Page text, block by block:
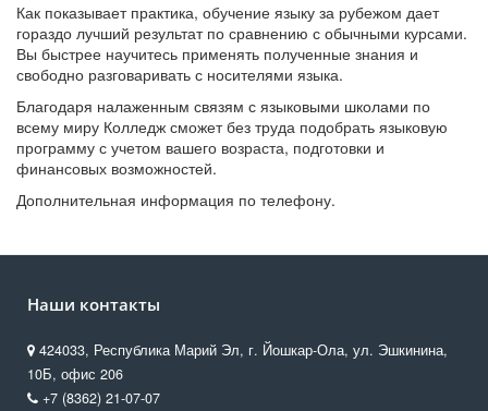
Как показывает практика, обучение языку за рубежом дает
гораздо лучший результат по сравнению с обычными курсами.
Вы быстрее научитесь применять полученные знания и
свободно разговаривать с носителями языка.
Благодаря налаженным связям с языковыми школами по
всему миру Колледж сможет без труда подобрать языковую
программу с учетом вашего возраста, подготовки и
финансовых возможностей.
Дополнительная информация по телефону.
Наши контакты
424033, Республика Марий Эл, г. Йошкар-Ола, ул. Эшкинина,
10Б, офис 206
+7 (8362) 21-07-07